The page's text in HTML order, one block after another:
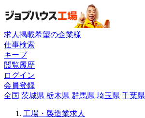
求人掲載希望の企業様
仕事検索
キープ
閲覧履歴
ログイン
会員登録
全国 茨城県 栃木県 群馬県 埼玉県 千葉県
工場・製造業求人